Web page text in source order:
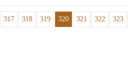
317 318 319 320 321 322 323